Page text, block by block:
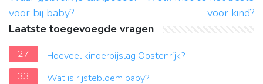
voor bij baby?
voor kind?
Laatste toegevoegde vragen
27
Hoeveel kinderbijslag Oostenrijk?
33
Wat is rijstebloem baby?